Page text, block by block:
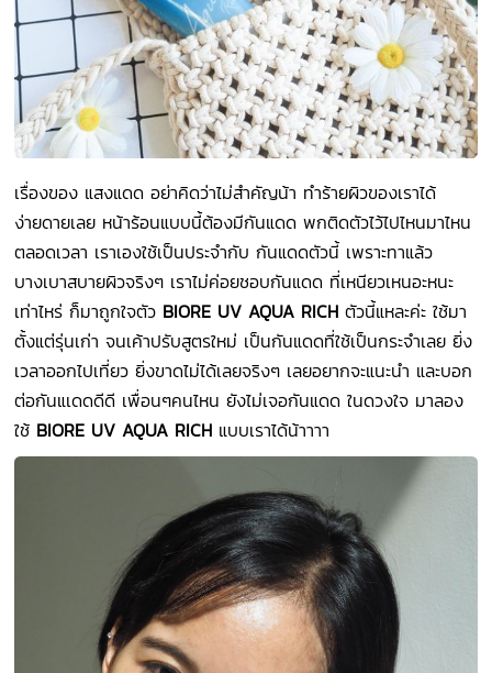
เรื่องของ แสงแดด อย่าคิดว่าไม่สำคัญน้า ทำร้ายผิวของเราได้
ง่ายดายเลย หน้าร้อนแบบนี้ต้องมีกันแดด พกติดตัวไว้ไปไหนมาไหน
ตลอดเวลา เราเองใช้เป็นประจำกับ กันแดดตัวนี้ เพราะทาแล้ว
บางเบาสบายผิวจริงๆ เราไม่ค่อยชอบกันแดด ที่เหนียวเหนอะหนะ
เท่าไหร่ ก็มาถูกใจตัว BIORE UV AQUA RICH ตัวนี้แหละค่ะ ใช้มา
ตั้งแต่รุ่นเก่า จนเค้าปรับสูตรใหม่ เป็นกันแดดที่ใช้เป็นกระจำเลย ยิ่ง
เวลาออกไปเที่ยว ยิ่งขาดไม่ได้เลยจริงๆ เลยอยากจะแนะนำ และบอก
ต่อกันแเดดดีดี เพื่อนๆคนไหน ยังไม่เจอกันแดด ในดวงใจ มาลอง
ใช้ BIORE UV AQUA RICH แบบเราได้น้าาาา